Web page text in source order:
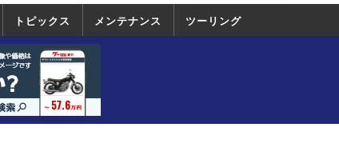
トピックス
トピックス
一覧
ホンダ
ヤマハ
スズキ
カワサキ
ハーレーダ
ビッドソン
BMW
ドゥカティ
トライアン
フ
メンテナンス ツーリング